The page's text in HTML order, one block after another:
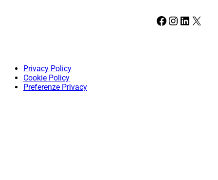
Facebook Instagram LinkedIn X
Privacy Policy
Cookie Policy
Preferenze Privacy